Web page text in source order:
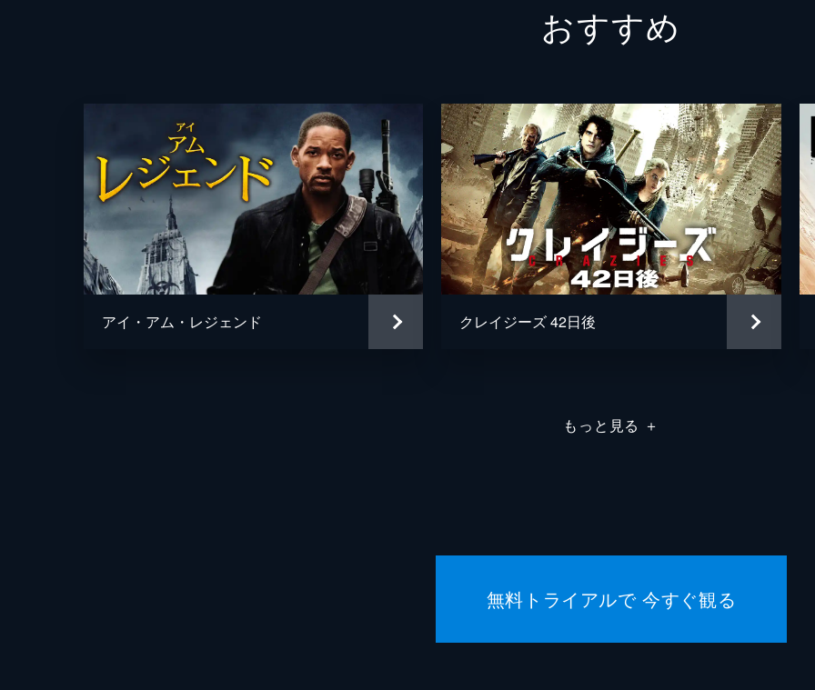
おすすめ
アイ・アム・レジェンド クレイジーズ 42日後
もっと見る ＋
無料トライアルで 今すぐ観る